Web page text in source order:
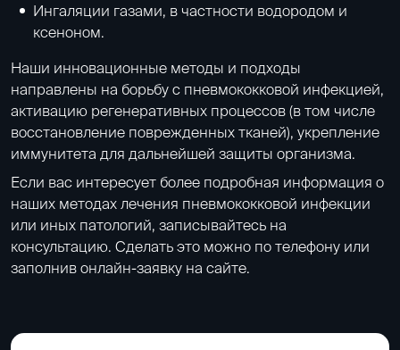
Ингаляции газами , в частности водородом и
ксеноном.
Наши инновационные методы и подходы
направлены на борьбу с пневмококковой инфекцией,
активацию регенеративных процессов (в том числе
восстановление поврежденных тканей), укрепление
иммунитета для дальнейшей защиты организма.
Если вас интересует более подробная информация о
наших методах лечения пневмококковой инфекции
или иных патологий, записывайтесь на
консультацию. Сделать это можно по телефону или
заполнив онлайн-заявку на сайте.